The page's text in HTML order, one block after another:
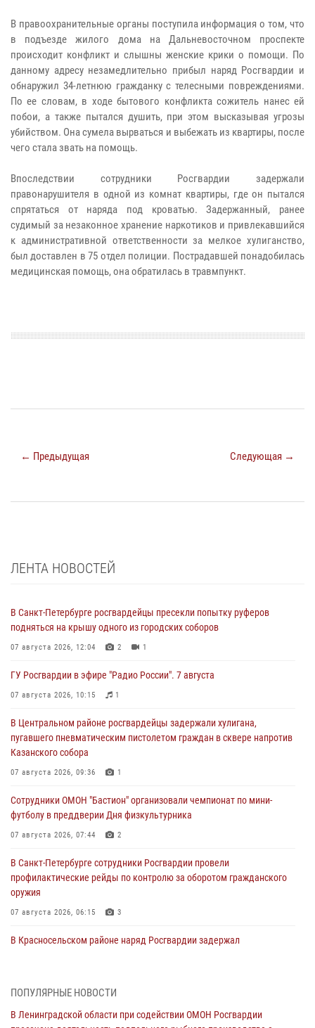
В правоохранительные органы поступила информация о том, что
в подъезде жилого дома на Дальневосточном проспекте
происходит конфликт и слышны женские крики о помощи. По
данному адресу незамедлительно прибыл наряд Росгвардии и
обнаружил 34-летнюю гражданку с телесными повреждениями.
По ее словам, в ходе бытового конфликта сожитель нанес ей
побои, а также пытался душить, при этом высказывая угрозы
убийством. Она сумела вырваться и выбежать из квартиры, после
чего стала звать на помощь.
Впоследствии сотрудники Росгвардии задержали
правонарушителя в одной из комнат квартиры, где он пытался
спрятаться от наряда под кроватью. Задержанный, ранее
судимый за незаконное хранение наркотиков и привлекавшийся
к административной ответственности за мелкое хулиганство,
был доставлен в 75 отдел полиции. Пострадавшей понадобилась
медицинская помощь, она обратилась в травмпункт.
← Предыдущая Следующая →
ЛЕНТА НОВОСТЕЙ
В Санкт-Петербурге росгвардейцы пресекли попытку руферов
подняться на крышу одного из городских соборов
07 августа 2026, 12:04 2 1
ГУ Росгвардии в эфире "Радио России". 7 августа
07 августа 2026, 10:15 1
В Центральном районе росгвардейцы задержали хулигана,
пугавшего пневматическим пистолетом граждан в сквере напротив
Казанского собора
07 августа 2026, 09:36 1
Сотрудники ОМОН "Бастион" организовали чемпионат по мини-
футболу в преддверии Дня физкультурника
07 августа 2026, 07:44 2
В Санкт-Петербурге сотрудники Росгвардии провели
профилактические рейды по контролю за оборотом гражданского
оружия
07 августа 2026, 06:15 3
В Красносельском районе наряд Росгвардии задержал
06 августа 2026, 13:39 1
В Центральном районе росгвардейцы оперативно задержали
ПОПУЛЯРНЫЕ НОВОСТИ
В Ленинградской области при содействии ОМОН Росгвардии